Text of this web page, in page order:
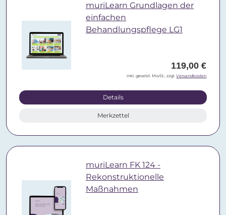
muriLearn Grundlagen der
einfachen
Behandlungspflege LG1
119,00 €
inkl. gesetzl. MwSt., zzgl.Versandkosten
Details
Merkzettel
muriLearn FK 124 -
Rekonstruktionelle
Maßnahmen